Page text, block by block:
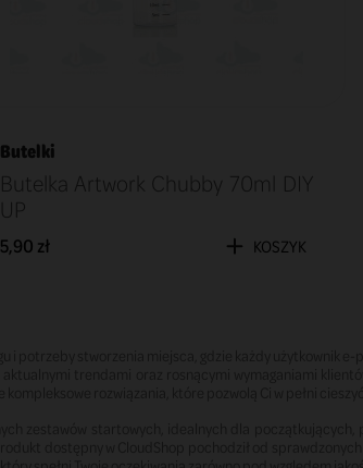
Butelki
Butelka Artwork Chubby 70ml DIY
UP
5,90 zł KOSZYK